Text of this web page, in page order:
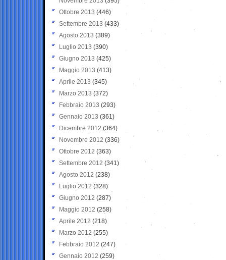
Ottobre 2013 (446)
Settembre 2013 (433)
Agosto 2013 (389)
Luglio 2013 (390)
Giugno 2013 (425)
Maggio 2013 (413)
Aprile 2013 (345)
Marzo 2013 (372)
Febbraio 2013 (293)
Gennaio 2013 (361)
Dicembre 2012 (364)
Novembre 2012 (336)
Ottobre 2012 (363)
Settembre 2012 (341)
Agosto 2012 (238)
Luglio 2012 (328)
Giugno 2012 (287)
Maggio 2012 (258)
Aprile 2012 (218)
Marzo 2012 (255)
Febbraio 2012 (247)
Gennaio 2012 (259)